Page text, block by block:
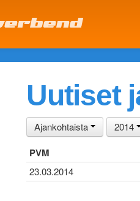
Uutiset
Ajankohtaista 2014
PVM
23.03.2014